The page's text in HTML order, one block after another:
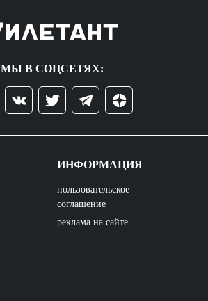
МЫ В СОЦСЕТЯХ:
ИНФОРМАЦИЯ
пользовательское
соглашение
реклама на сайте